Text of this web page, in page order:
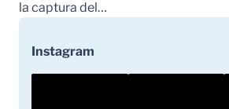
la captura del…
Instagram